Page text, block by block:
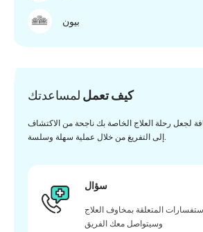
بيون
كيف تعمل لمساعدتك
لجعل رحلة العلاج الخاصة بك ناجحة من الاكتشاف
إلى التفريغ من خلال عملية سهلة وسلسة.
سؤال
المتعلقة بمخاوف العلاج
وسيتواصل معك الفريق